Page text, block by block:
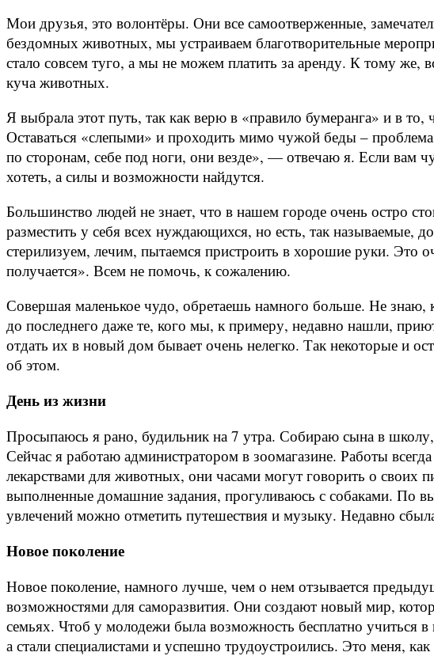
Мои друзья, это волонтёры. Они все самоотверженные,
бездомных животных, мы устраиваем благотворительные
стало совсем туго, а мы не можем платить за аренду. К тому же,
куча животных.
Я выбрала этот путь, так как верю в «правило бумеранга» и в
Оставаться «слепыми» и проходить мимо чужой беды –
по сторонам, себе под ноги, они везде», — отвечаю я. Если вам
хотеть, а силы и возможности найдутся.
Большинство людей не знает, что в нашем городе очень остро
разместить у себя всех нуждающихся, но есть, так
стерилизуем, лечим, пытаемся пристроить в хорошие руки. Это
получается». Всем не помочь, к сожалению.
Совершая маленькое чудо, обретаешь намного больше. Не
до последнего даже те, кого мы, к примеру, недавно нашли,
отдать их в новый дом бывает очень нелегко. Так некоторые и
об этом.
День из жизни
Просыпаюсь я рано, будильник на 7 утра. Собираю сына в
Сейчас я работаю администратором в зоомагазине. Работы
лекарствами для животных, они часами могут говорить о
выполненные домашние задания, прогуливаюсь с собаками. По
увлечений можно отметить путешествия и музыку. Недавно
Новое поколение
Новое поколение, намного лучше, чем о нем отзывается
возможностями для саморазвития. Они создают новый мир,
семьях. Чтоб у молодежи была возможность бесплатно учиться
а стали специалистами и успешно трудоустроились. Это меня,